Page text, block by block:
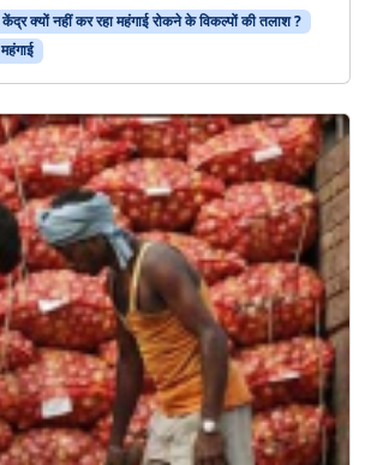
केंद्र क्यों नहीं कर रहा महंगाई रोकने के विकल्पों की तलाश ?
महंगाई